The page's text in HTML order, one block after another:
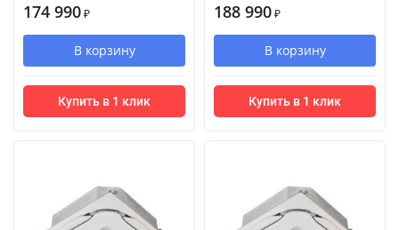
174 990 ₽
В корзину
Купить в 1 клик
188 990 ₽
В корзину
Купить в 1 клик